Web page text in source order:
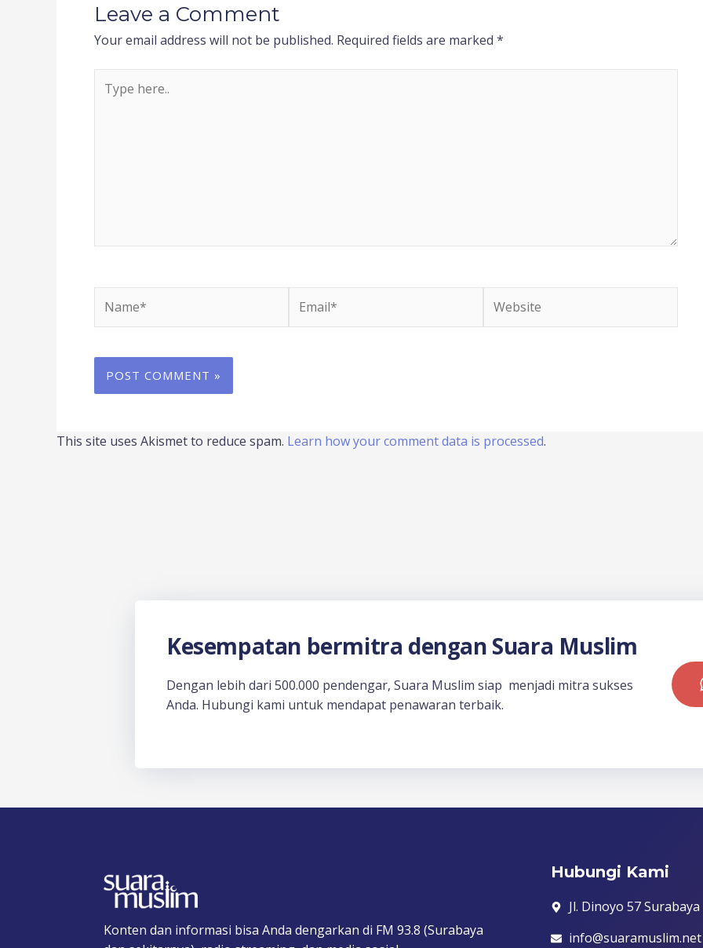
Leave a Comment
Your email address will not be published. Required fields are marked *
here..
This site uses Akismet to reduce spam. Learn how your comment data is processed.
Kesempatan bermitra dengan Suara Muslim
Dengan lebih dari 500.000 pendengar, Suara Muslim siap menjadi mitra sukses
Anda. Hubungi kami untuk mendapat penawaran terbaik.
Konten dan informasi bisa Anda dengarkan di FM 93.8 (Surabaya
Hubungi Kami
Jl. Dinoyo 57
info@suaramuslim.net